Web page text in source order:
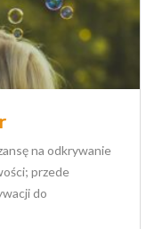
na odkrywanie
przede
do